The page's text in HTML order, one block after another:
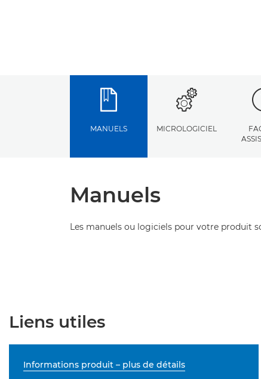
MANUELS MICROLOGICIEL
Manuels
Les manuels ou logiciels pour votre produit
Liens utiles
Informations produit – plus de détails